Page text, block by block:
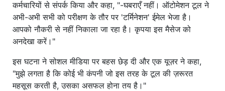
कर्मचारियों से संपर्क किया और कहा, "-घबराएँ नहीं। ऑटोमेशन टूल ने
अभी-अभी सभी को परीक्षण के तौर पर 'टर्मिनेशन' ईमेल भेजा है।
आपको नौकरी से नहीं निकाला जा रहा है। कृपया इस मैसेज को
अनदेखा करें।"
इस घटना ने सोशल मीडिया पर बहस छेड़ दी और एक यूज़र ने कहा,
"मुझे लगता है कि कोई भी कंपनी जो इस तरह के टूल की ज़रूरत
महसूस करती है, उसका असफल होना तय है।"